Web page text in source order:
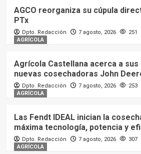
AGCO reorganiza su cúpula
PTx
Dpto. Redacción 7 agosto, 2026
251
AGRÍCOLA
Agrícola Castellana acerca a
nuevas cosechadoras John
Dpto. Redacción 7 agosto, 2026
253
AGRÍCOLA
Las Fendt IDEAL inician la
máxima tecnología, potencia y
Dpto. Redacción 7 agosto, 2026
307
AGRÍCOLA